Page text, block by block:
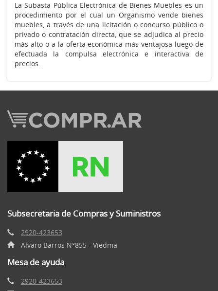
La Subasta Pública Electrónica de Bienes Muebles es un
procedimiento por el cual un Organismo vende bienes
muebles, a través de una licitación o concurso público o
privado o contratación directa, que se adjudica al precio
más alto o a la oferta económica más ventajosa luego de
efectuada la compulsa electrónica e interactiva de
precios.
Subsecretaria de Compras y Suministros
2920-423653
Alvaro Barros N°855 - Viedma
Mesa de ayuda
2920-423653